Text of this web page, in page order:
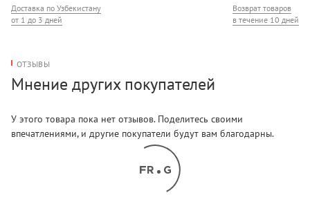
Доставка по Узбекистану
от 1 до 3 дней
Возврат товаров
в течение 10 дней
ОТЗЫВЫ
Мнение других покупателей
У этого товара пока нет отзывов. Поделитесь своими
впечатлениями, и другие покупатели будут вам благодарны.